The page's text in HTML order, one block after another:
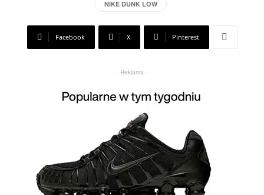
NIKE DUNK LOW
Facebook X Pinterest
- Reklama -